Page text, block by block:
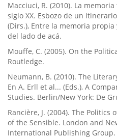
Macciuci, R. (2010). La
siglo XX. Esbozo de un
(Dirs.), Entre la memoria propia
del lado de acá.
Mouffe, C. (2005). On the
Routledge.
Neumann, B. (2010). The
En A. Erll et al... (Eds.), A
Studies. Berlin/New York: De
Rancière, J. (2004). The
of the Sensible. London and
International Publishing Group.